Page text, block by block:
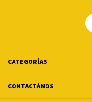
CATEGORÍAS
CONTACTÁNOS